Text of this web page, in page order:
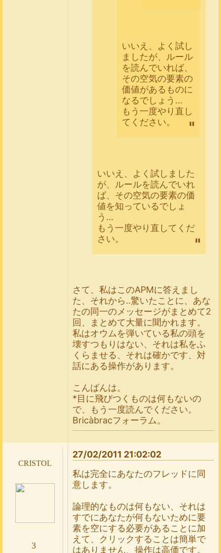
いいえ、よく試し
ましたが、ルール
を読んでいれば、
その空気の要素の
価値があるものに
なるでしょう...
もう一度やり直し
てください。
いいえ、よく試しました
が、ルールを読んでいれ
ば、その空気の要素の価
値を知っているでしょ
う...
もう一度やり直してくだ
さい。
さて、私はこのAPMに答えまし
た、それから..驚いたことに、あな
たの同一のメッセージがまとめて2
回、まとめて大量に聞かれます。
私はオウムを弾いている私の頭を
壊すつもりはない、それは私をふ
くらませる、それは確かです、対
話にある操作があります。
こんばんは。
*目に飛びつくものは何もないの
で、もう一度読んでください。
Bricàbracフォーラム。
cristol
3
27/02/2011 21:02:02
私は完全にあなたのフレッドに同
意します。
論理的なものは何もない、それは
すでにあなたが何もないために要
素を空にする必要があることに加
えて、クリックすることは簡単で
はありません、操作は高価です。